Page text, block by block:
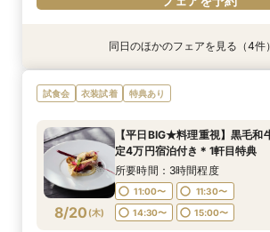
特典あり
8/19(水)
【親御様のための相談会】顔
で何でも相談OK♪
13:00〜 17:00〜
フェアを予約
衣装試着 特典あり
8/19(水)
【熊本初★ミキハウス認定ウェ
場】安心の6大優待＆美食を堪
所要時間：3時間程度
14:30〜
15:00〜
フェアを予約
8/19(水)
タイパ重視◎【スマホ＆自宅
ン案内&見積り相談
11:00〜 16:00〜
フェアを予約
衣装試着 特典あり
8/19(水)
【1軒目･初見学にオススメ】
ス無料試食付★1stステップ相談
11:00〜
11:30〜
14:30〜
15:00〜
フェアを予約
同日のほかのフェアを見る（4件）
試食会 衣装試着 特典あり
8/20 (木)
【平日BIG★料理重視】黒毛
定4万円宿泊付き＊1軒目特典
所要時間：3時間程度
11:00〜
11:30〜
14:30〜
15:00〜